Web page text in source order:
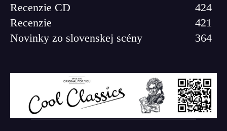
Recenzie CD
424
Recenzie
421
Novinky zo slovenskej scény
364